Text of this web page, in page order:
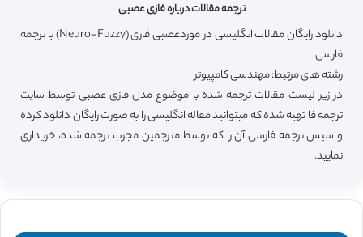
ترجمه مقالات درباره فازی عصبی
دانلود رایگان مقالات انگلیسی در موردعصبی فازی (Neuro-Fuzzy) با ترجمه
فارسی
رشته های مرتبط: مهندسی کامپیوتر
در زیر لیست مقالات ترجمه شده با موضوع مدل فازی عصبی توسط سایت
ترجمه فا تهیه شده که میتوانید مقاله انگلیسی را به صورت رایگان دانلود کرده
و سپس ترجمه فارسی آن را که توسط مترجمین مجرب ترجمه شده، خریداری
نمایید.